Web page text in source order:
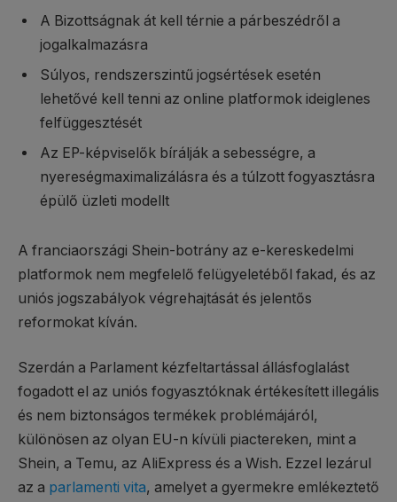
A Bizottságnak át kell térnie a párbeszédről a
jogalkalmazásra
Súlyos, rendszerszintű jogsértések esetén
lehetővé kell tenni az online platformok ideiglenes
felfüggesztését
Az EP-képviselők bírálják a sebességre, a
nyereségmaximalizálásra és a túlzott fogyasztásra
épülő üzleti modellt
A franciaországi Shein-botrány az e-kereskedelmi
platformok nem megfelelő felügyeletéből fakad, és az
uniós jogszabályok végrehajtását és jelentős
reformokat kíván.
Szerdán a Parlament kézfeltartással állásfoglalást
fogadott el az uniós fogyasztóknak értékesített illegális
és nem biztonságos termékek problémájáról,
különösen az olyan EU-n kívüli piactereken, mint a
Shein, a Temu, az AliExpress és a Wish. Ezzel lezárul
az a parlamenti vita, amelyet a gyermekre emlékeztető